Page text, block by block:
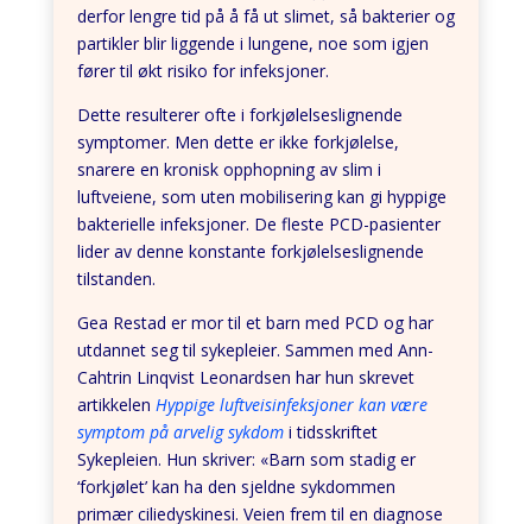
derfor lengre tid på å få ut slimet, så bakterier og
partikler blir liggende i lungene, noe som igjen
fører til økt risiko for infeksjoner.
Dette resulterer ofte i forkjølelseslignende
symptomer. Men dette er ikke forkjølelse,
snarere en kronisk opphopning av slim i
luftveiene, som uten mobilisering kan gi hyppige
bakterielle infeksjoner. De fleste PCD-pasienter
lider av denne konstante forkjølelseslignende
tilstanden.
Gea Restad er mor til et barn med PCD og har
utdannet seg til sykepleier. Sammen med Ann-
Cahtrin Linqvist Leonardsen har hun skrevet
artikkelen Hyppige luftveisinfeksjoner kan være
symptom på arvelig sykdomi tidsskriftet
Sykepleien. Hun skriver: «Barn som stadig er
‘forkjølet’ kan ha den sjeldne sykdommen
primær ciliedyskinesi. Veien frem til en diagnose